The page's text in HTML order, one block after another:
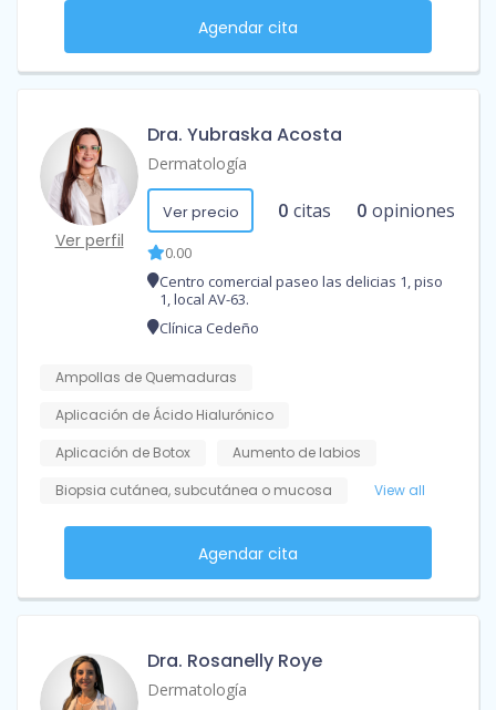
Agendar cita
Ver perfil
Dra. Yubraska Acosta
Dermatología
Ver precio 0 citas 0 opiniones
0.00
Centro comercial paseo las delicias 1, piso
1, local AV-63.
Clínica Cedeño
Ampollas de Quemaduras
Aplicación de Ácido Hialurónico
Aplicación de Botox
Aumento de labios
Biopsia cutánea, subcutánea o mucosa
View all
Agendar cita
Dra. Rosanelly Roye
Dermatología